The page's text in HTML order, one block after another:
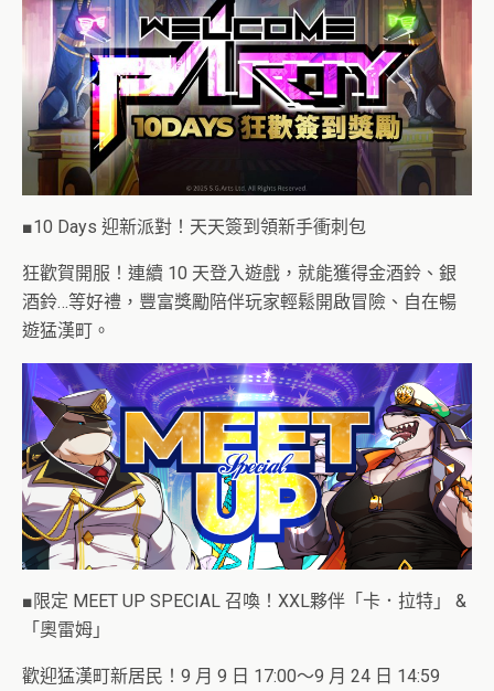
■10 Days 迎新派對！天天簽到領新手衝刺包
狂歡賀開服！連續 10 天登入遊戲，就能獲得金酒鈴、銀
酒鈴…等好禮，豐富獎勵陪伴玩家輕鬆開啟冒險、自在暢
遊猛漢町。
■限定 MEET UP SPECIAL 召喚！XXL夥伴「卡．拉特」 &
「奧雷姆」
歡迎猛漢町新居民！9 月 9 日 17:00～9 月 24 日 14:59